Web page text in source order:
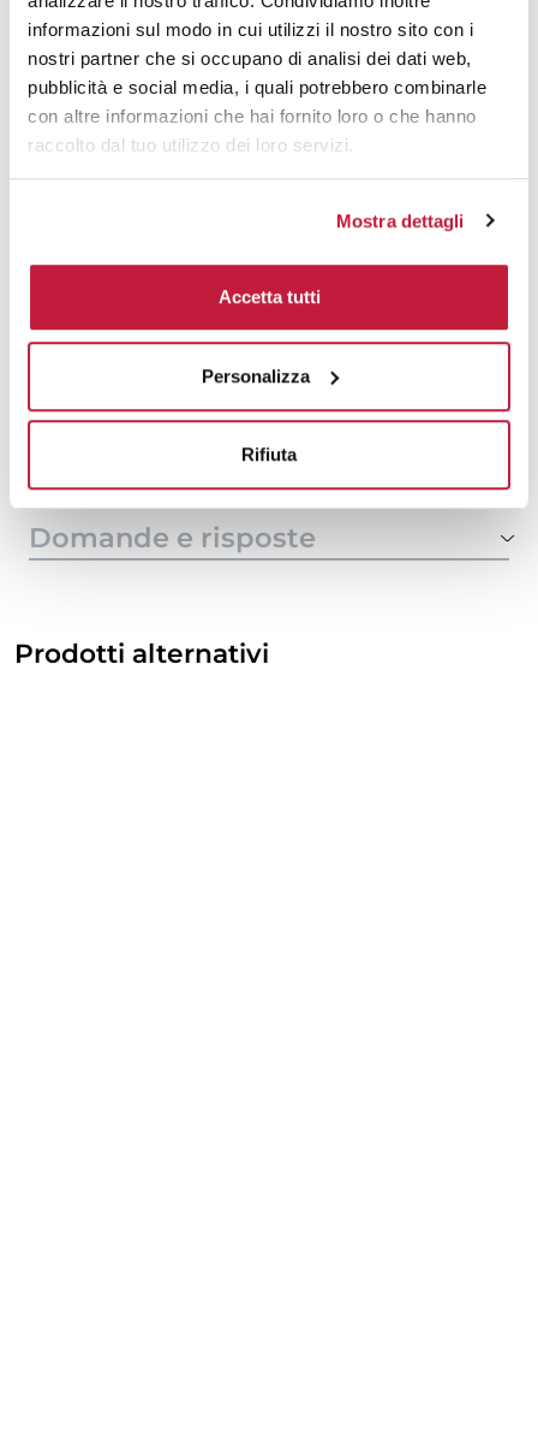
informazioni sul modo in cui utilizzi il nostro sito con i
nostri partner che si occupano di analisi dei dati web,
pubblicità e social media, i quali potrebbero combinarle
con altre informazioni che hai fornito loro o che hanno
raccolto dal tuo utilizzo dei loro servizi.
Mostra dettagli
Accetta tutti
Personalizza
Rifiuta
500 € 15,90 € 17,83
1000 € 14,82 € 17,27
1500 € 14,68
2000 € 14,55 € 16,92
€ 16,85
10000 € 14,35 € 16,57
Tecniche di stampa
Domande e risposte
Prodotti alternativi